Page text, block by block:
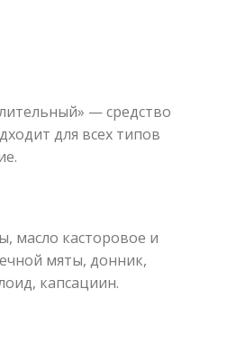
— средство
для всех типов
масло касторовое и
мяты, донник,
капсациин.